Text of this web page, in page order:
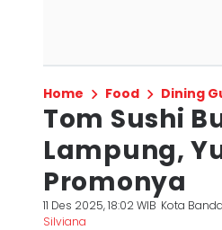
Home Food Dining
Tom Sushi
Lampung,
Promonya
11 Des 2025, 18:02 WIB Kota
Silviana